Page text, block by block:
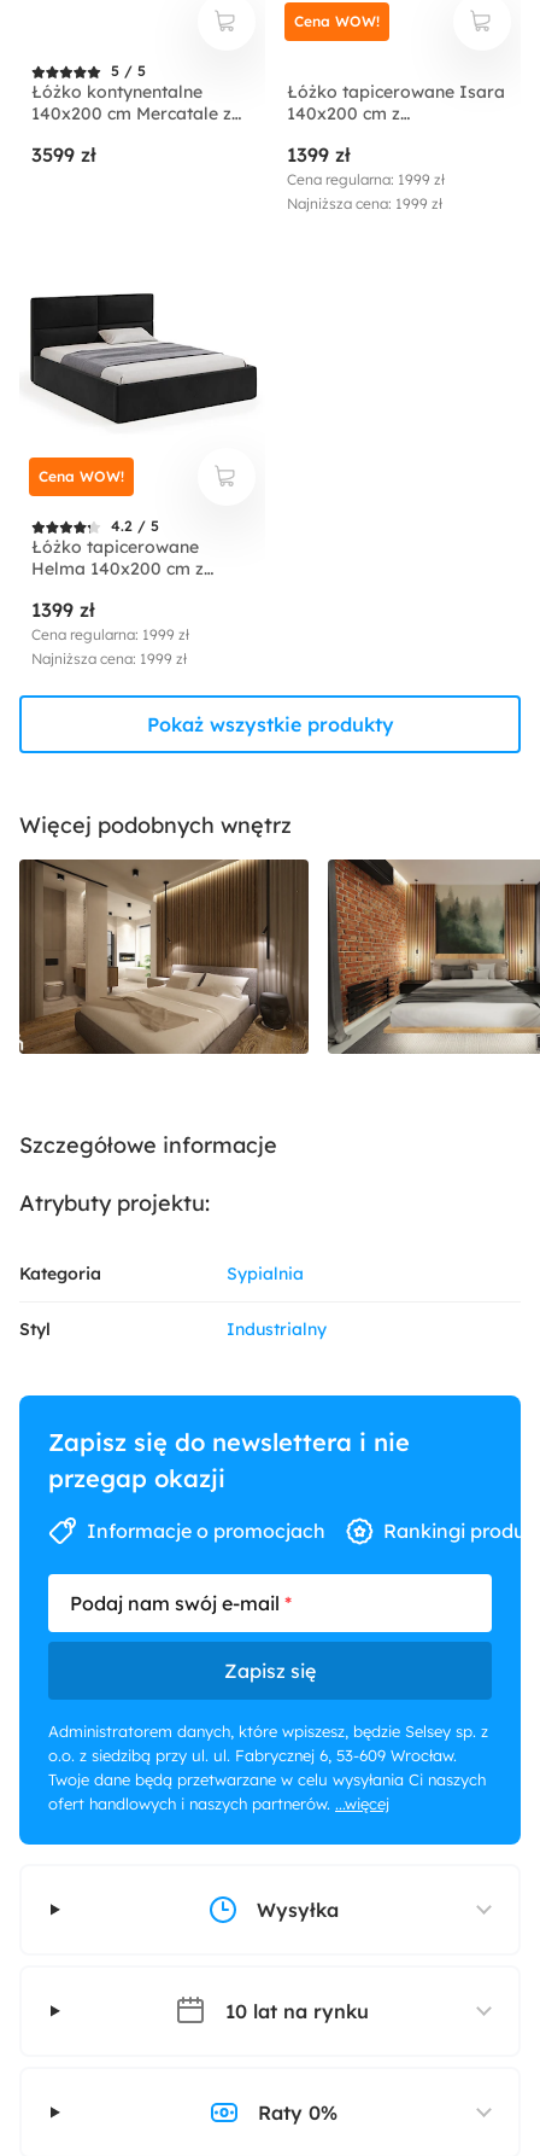
5 / 5
Łóżko kontynentalne
140x200 cm Mercatale z
3599 zł
Łóżko tapicerowane Isara
140x200 cm z
welur
1399 zł
Cena regularna: 1999 zł
Najniższa cena: 1999 zł
Cena WOW!
4.2 / 5
Łóżko tapicerowane
Helma 140x200 cm z
1399 zł
Cena regularna: 1999 zł
Najniższa cena: 1999 zł
Cena WOW!
Pokaż wszystkie produkty
Więcej podobnych wnętrz
Szczegółowe informacje
Atrybuty projektu:
Kategoria Sypialnia
Styl Industrialny
Zapisz się do newslettera i nie
przegap okazji
Informacje o promocjach Rankingi
Podaj nam swój e-mail
Zapisz się
Administratorem danych, które wpiszesz, będzie Selsey sp. z
o.o. z siedzibą przy ul. ul. Fabrycznej 6, 53-609 Wrocław.
Twoje dane będą przetwarzane w celu wysyłania Ci naszych
ofert handlowych i naszych partnerów. ...więcej
Wysyłka
10 lat na rynku
Raty 0%